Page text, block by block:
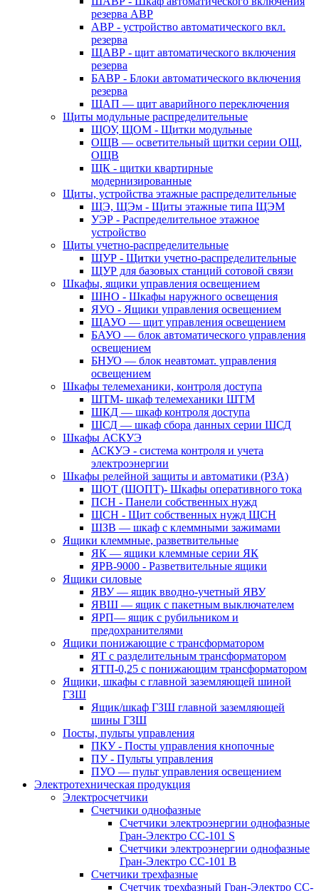
резерва АВР
АВР - устройство автоматического вкл.
резерва
ЩАВР - щит автоматического включения
резерва
БАВР - Блоки автоматического включения
резерва
ЩАП — щит аварийного переключения
Щиты модульные распределительные
ЩОУ, ЩОМ - Щитки модульные
ОЩВ — осветительный щитки серии ОЩ,
ОЩВ
ЩК - щитки квартирные
модернизированные
Щиты, устройства этажные распределительные
ЩЭ, ЩЭм - Щиты этажные типа ЩЭМ
УЭР - Распределительное этажное
устройство
Щиты учетно-распределительные
ЩУР - Щитки учетно-распределительные
ЩУР для базовых станций сотовой связи
Шкафы, ящики управления освещением
ШНО - Шкафы наружного освещения
ЯУО - Ящики управления освещением
ЩАУО — щит управления освещением
БАУО — блок автоматического управления
освещением
БНУО — блок неавтомат. управления
освещением
Шкафы телемеханики, контроля доступа
ШТМ- шкаф телемеханики ШТМ
ШКД — шкаф контроля доступа
ШСД — шкаф сбора данных серии ШСД
Шкафы АСКУЭ
АСКУЭ - система контроля и учета
электроэнергии
Шкафы релейной защиты и автоматики (РЗА)
ШОТ (ШОПТ)- Шкафы оперативного тока
ПСН - Панели собственных нужд
ЩСН - Щит собственных нужд ЩСН
ШЗВ — шкаф с клеммными зажимами
Ящики клеммные, разветвительные
ЯК — ящики клеммные серии ЯК
ЯРВ-9000 - Разветвительные ящики
Ящики силовые
ЯВУ — ящик вводно-учетный ЯВУ
ЯВШ — ящик с пакетным выключателем
ЯРП— ящик с рубильником и
предохранителями
Ящики понижающие с трансформатором
ЯТ с разделительным трансформатором
ЯТП-0,25 с понижающим трансформатором
Ящики, шкафы с главной заземляющей шиной
ГЗШ
Ящик/шкаф ГЗШ главной заземляющей
шины ГЗШ
Посты, пульты управления
ПКУ - Посты управления кнопочные
ПУ - Пульты управления
ПУО — пульт управления освещением
Электротехническая продукция
Электросчетчики
Счетчики однофазные
Счетчики электроэнергии однофазные
Гран-Электро СС-101 S
Счетчики электроэнергии однофазные
Гран-Электро СС-101 B
Счетчики трехфазные
Счетчик трехфазный Гран-Электро CC-